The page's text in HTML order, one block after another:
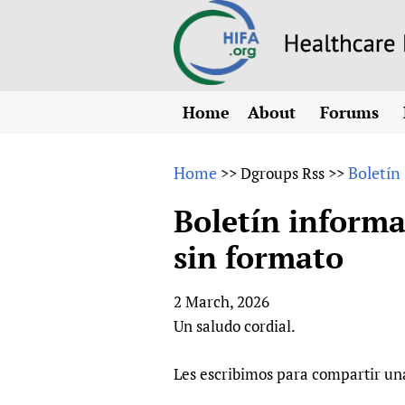
Home
About
Why HIFA is needed
Vision and Strategy
HIFA, Universal
Human Rights
Achievements
Testimonials
HIFA Voices database
Forums
All)
CHIFA
HIFA-French
Home >>Dgroups Rss >>Boletín
Boletín
sin formato
2 March, 2026
Un saludo cordial.
Les escribimos para compartir